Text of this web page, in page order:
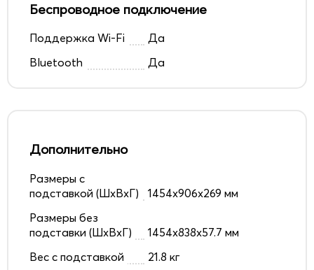
Беспроводное подключение
Поддержка Wi-Fi
Да
Bluetooth
Да
Дополнительно
Размеры с
подставкой (ШxВxГ)
1454x906x269 мм
Размеры без
подставки (ШxВxГ)
1454x838x57.7 мм
Вес с подставкой
21.8 кг